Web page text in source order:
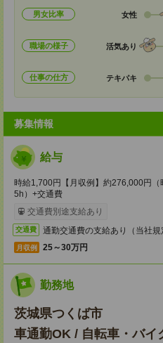
男女比率 女性
職場の様子 活気あり
仕事の仕方 テキパキ
募集情報
給与
時給1,700円【月収例】約276,000円
5h）+交通費
交通費別途支給あり
交通費 通勤交通費の支給あり（当社規
月収例 25～30万円
勤務地
茨城県つくば市
車通勤OK / 自転車・バイ